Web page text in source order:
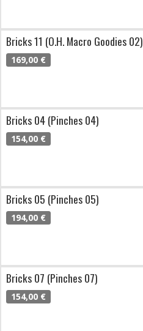
Bricks 11 (O.H. Macro Goodies 02)
169,00 €
Bricks 04 (Pinches 04)
154,00 €
Bricks 05 (Pinches 05)
194,00 €
Bricks 07 (Pinches 07)
154,00 €